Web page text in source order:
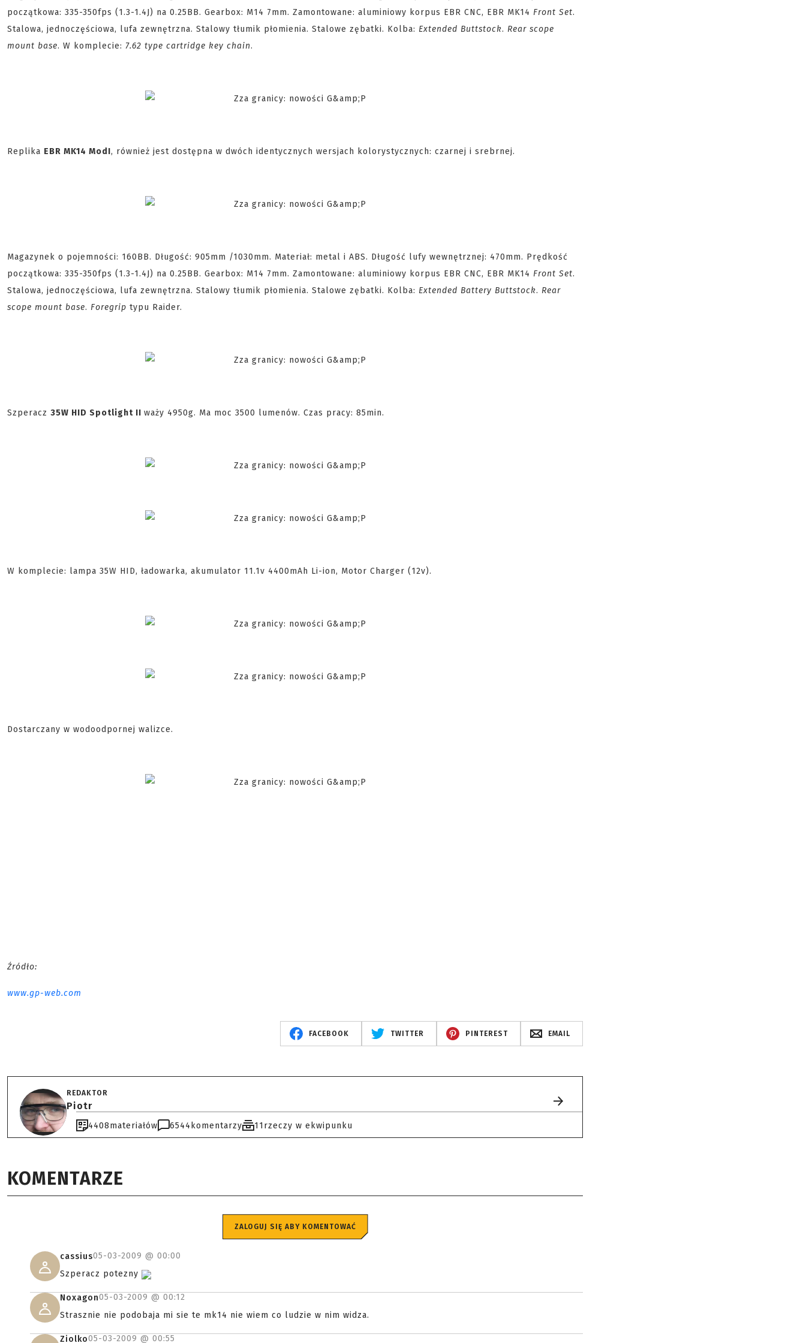
początkowa: 335-350fps (1.3-1.4J) na 0.25BB. Gearbox: M14 7mm. Zamontowane: aluminiowy korpus EBR CNC, EBR MK14 Front Set.
Stalowa, jednoczęściowa, lufa zewnętrzna. Stalowy tłumik płomienia. Stalowe zębatki. Kolba: Extended Buttstock. Rear scope
mount base. W komplecie: 7.62 type cartridge key chain.
Replika EBR MK14 ModI, również jest dostępna w dwóch identycznych wersjach kolorystycznych: czarnej i srebrnej.
Magazynek o pojemności: 160BB. Długość: 905mm /1030mm. Materiał: metal i ABS. Długość lufy wewnętrznej: 470mm. Prędkość
początkowa: 335-350fps (1.3-1.4J) na 0.25BB. Gearbox: M14 7mm. Zamontowane: aluminiowy korpus EBR CNC, EBR MK14 Front Set.
Stalowa, jednoczęściowa, lufa zewnętrzna. Stalowy tłumik płomienia. Stalowe zębatki. Kolba: Extended Battery Buttstock. Rear
scope mount base. Foregrip typu Raider.
Szperacz 35W HID Spotlight II waży 4950g. Ma moc 3500 lumenów. Czas pracy: 85min.
W komplecie: lampa 35W HID, ładowarka, akumulator 11.1v 4400mAh Li-ion, Motor Charger (12v).
Dostarczany w wodoodpornej walizce.
Źródło:
www.gp-web.com
FACEBOOK TWITTER PINTEREST EMAIL
REDAKTOR
Piotr
4408materiałów 6544 komentarzy 11rzeczy w ekwipunku
KOMENTARZE
ZALOGUJ SIĘ ABY KOMENTOWAĆ
cassius05-03-2009 @ 00:00
Szperacz potezny
Noxagon05-03-2009 @ 00:12
Strasznie nie podobaja mi sie te mk14 nie wiem co ludzie w nim widza.
Ziolko05-03-2009 @ 00:55